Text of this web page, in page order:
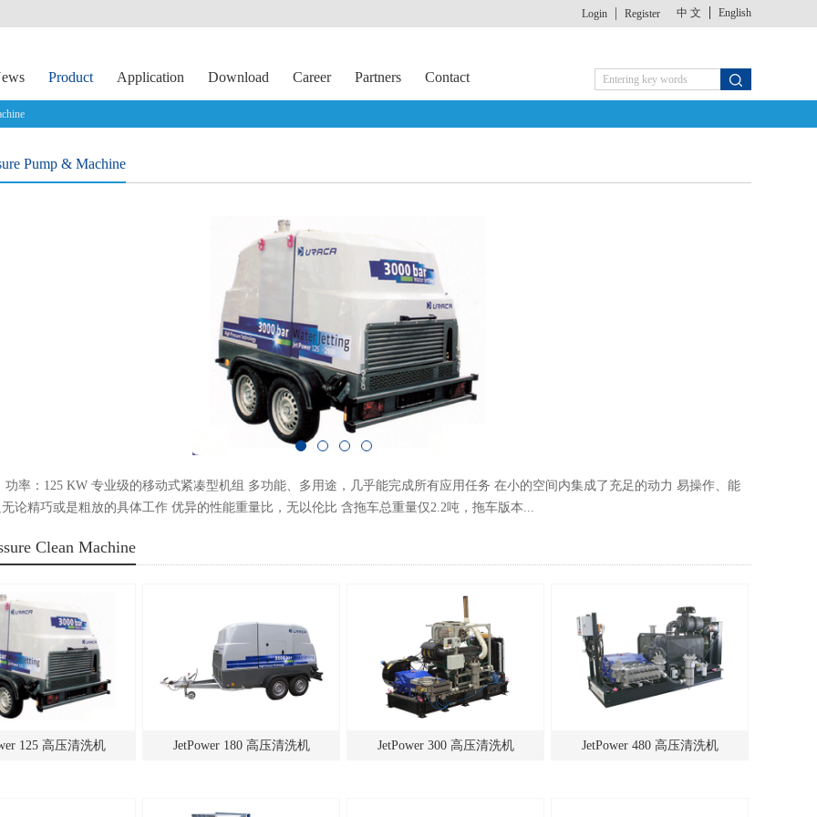
中 文 English
Login Register
Product Application Download Career Partners Contact
Pump & Machine
功率：125 KW 专业级的移动式紧凑型机组 多功能、多用途，几乎能完成所有应用任务 在小的空间内集成了充足的动力 易操作、能
论精巧或是粗放的具体工作 优异的性能重量比，无以伦比 含拖车总重量仅2.2吨，拖车版本...
Clean Machine
125 高压清洗机 JetPower 180 高压清洗机 JetPower 300 高压清洗机 JetPower 480 高压清洗机